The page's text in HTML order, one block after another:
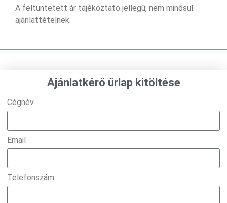
A feltüntetett ár tájékoztató jellegű, nem minősül
ajánlattételnek.
Ajánlatkérő űrlap kitöltése
Cégnév
Email
Telefonszám